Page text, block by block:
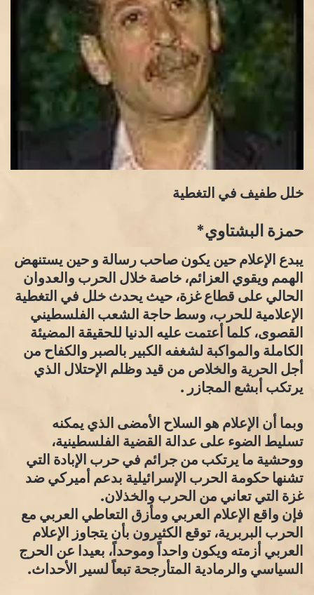
خلل طفيف في التغطية
حمزة البشتاوي*
يبدع الإعلام حين يكون صاحب رسالة و حين يستنهض
الهمم ويقوي العزائم، خاصة خلال الحرب والعدوان
الحالي على قطاع غزة، حيث يحدث خلل في التغطية
الإعلامية للحرب، وسط حاجة الشعب الفلسطيني
القصوى، كلما أعتمت عليه الدنيا للحقيقة المضيئة
الكاملة والمواكبة لشغفه الكبير بالصبر والكفاح من
أجل الحرية والخلاص من قيد وظلم الإحتلال الذي
يرتكب أبشع المجازر .
وبما أن الإعلام هو السلاح الأمضى الذي يمكنه
تسليط الضوء على عدالة القضية الفلسطينية،
ووحشية ما يرتكب من جرائم في حرب الإبادة التي
تشنها حكومة الحرب الإسرائيلية بدعم أميركي ضد
غزة التي تعاني من الحرب والخذلان.
فإن واقع الإعلام العربي ومأزق التعاطي العربي مع
الحرب البربرية، توقع الكثيرون بأن يتجاوز الإعلام
العربي أزمته ويكون واحداً وموحداً، بعيدا عن الحرج
السياسي والرمادية المتأرجحة تبعاً لسير الأحداث.